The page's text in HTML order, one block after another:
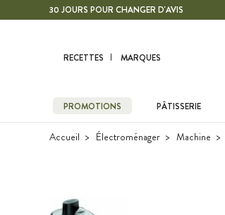
Contenu principal30 JOURS POUR CHANGER D'AVIS
RECETTES MARQUES
PROMOTIONS PÂTISSERIE
Accueil Électroménager Machine